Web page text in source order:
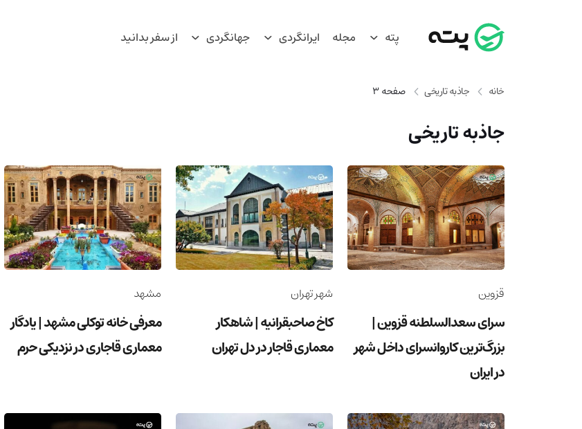
پته مجله ایرانگردی جهانگردی از سفر بدانید
خانه جاذبه تاریخی صفحه 3
جاذبه تاریخی
قزوین
سرای سعدالسلطنه قزوین |
بزرگ‌ترین کاروانسرای داخل شهر
در ایران
شهر تهران
کاخ صاحبقرانیه | شاهکار
معماری قاجار در دل تهران
مشهد
معرفی خانه توکلی مشهد | یادگار
معماری قاجاری در نزدیکی حرم